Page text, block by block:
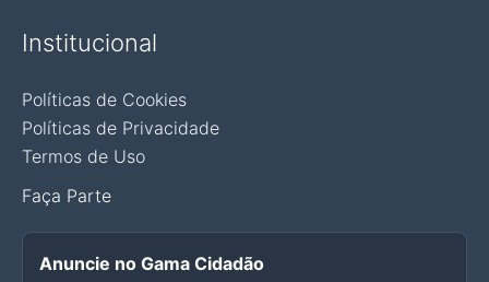
Institucional
Políticas de Cookies
Políticas de Privacidade
Termos de Uso
Faça Parte
Anuncie no Gama Cidadão